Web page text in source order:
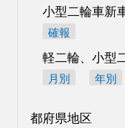
小型二輪車新
確報
軽二輪、小型
月別 年別
都府県地区